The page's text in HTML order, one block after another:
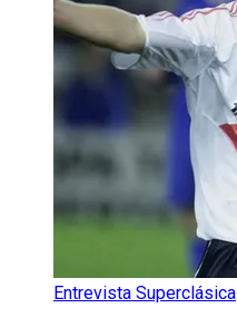
Entrevista Superclásica